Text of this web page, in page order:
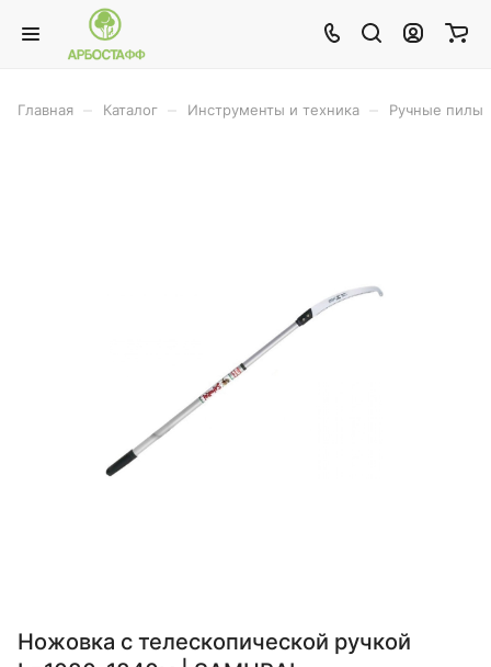
Главная Каталог Инструменты и техника Ручные пилы
Ножовка с телескопической ручкой